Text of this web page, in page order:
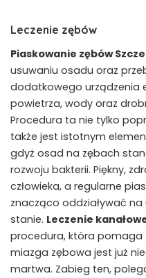
Leczenie zębów
Piaskowanie zębów
usuwaniu osadu oraz
dodatkowego urządzenia
powietrza, wody oraz
Procedura ta nie tylko
także jest istotnym
gdyż osad na zębach
rozwoju bakterii. Piękny,
człowieka, a regularne
znacząco oddziaływać
stanie. Leczenie
procedura, która pomaga
miazga zębowa jest już
martwa. Zabieg ten,